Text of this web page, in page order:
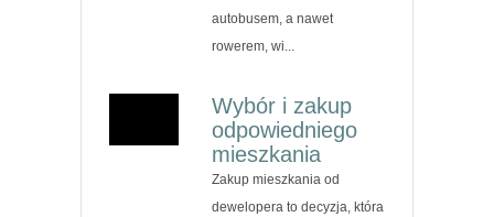
autobusem, a nawet
rowerem, wi...
Wybór i zakup
odpowiedniego
mieszkania
Zakup mieszkania od
dewelopera to decyzja, która